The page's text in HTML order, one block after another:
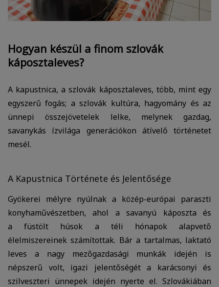
Hogyan készül a finom szlovák
káposztaleves?
A kapustnica, a szlovák káposztaleves, több, mint egy
egyszerű fogás; a szlovák kultúra, hagyomány és az
ünnepi összejövetelek lelke, melynek gazdag,
savanykás ízvilága generációkon átívelő történetet
mesél.
A Kapustnica Története és Jelentősége
Gyökerei mélyre nyúlnak a közép-európai paraszti
konyhaművészetben, ahol a savanyú káposzta és
a füstölt húsok a téli hónapok alapvető
élelmiszereinek számítottak. Bár a tartalmas, laktató
leves a nagy mezőgazdasági munkák idején is
népszerű volt, igazi jelentőségét a karácsonyi és
szilveszteri ünnepek idején nyerte el. Szlovákiában